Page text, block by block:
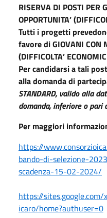
RISERVA DI POSTI PER
OPPORTUNITA’
Tutti i progetti
favore di GIOVANI CON
(DIFFICOLTA’
Per candidarsi a tali
alla domanda di
STANDARD, valido alla
domanda, inferiore o pari
Per maggiori
https://
bando-di-selezione-
scadenza-15-02-2024/
https://
icaro/home?authuser=0